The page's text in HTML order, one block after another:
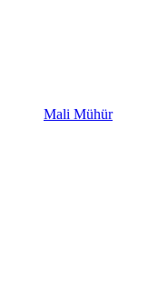
Mali Mühür